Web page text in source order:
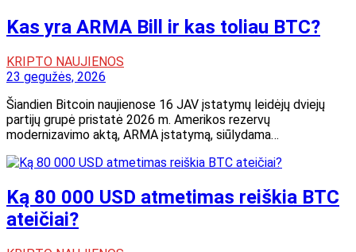
Kas yra ARMA Bill ir kas toliau BTC?
KRIPTO NAUJIENOS
23 gegužės, 2026
Šiandien Bitcoin naujienose 16 JAV įstatymų leidėjų dviejų
partijų grupė pristatė 2026 m. Amerikos rezervų
modernizavimo aktą, ARMA įstatymą, siūlydama…
Ką 80 000 USD atmetimas reiškia BTC
ateičiai?